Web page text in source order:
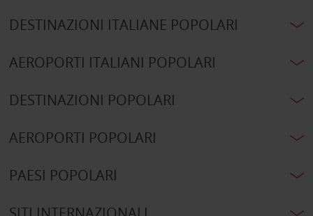
DESTINAZIONI ITALIANE POPOLARI
AEROPORTI ITALIANI POPOLARI
DESTINAZIONI POPOLARI
AEROPORTI POPOLARI
PAESI POPOLARI